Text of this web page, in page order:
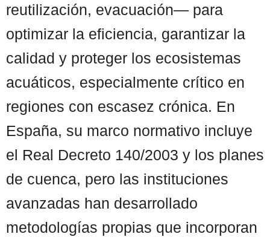
reutilización, evacuación— para
optimizar la eficiencia, garantizar la
calidad y proteger los ecosistemas
acuáticos, especialmente crítico en
regiones con escasez crónica. En
España, su marco normativo incluye
el Real Decreto 140/2003 y los planes
de cuenca, pero las instituciones
avanzadas han desarrollado
metodologías propias que incorporan